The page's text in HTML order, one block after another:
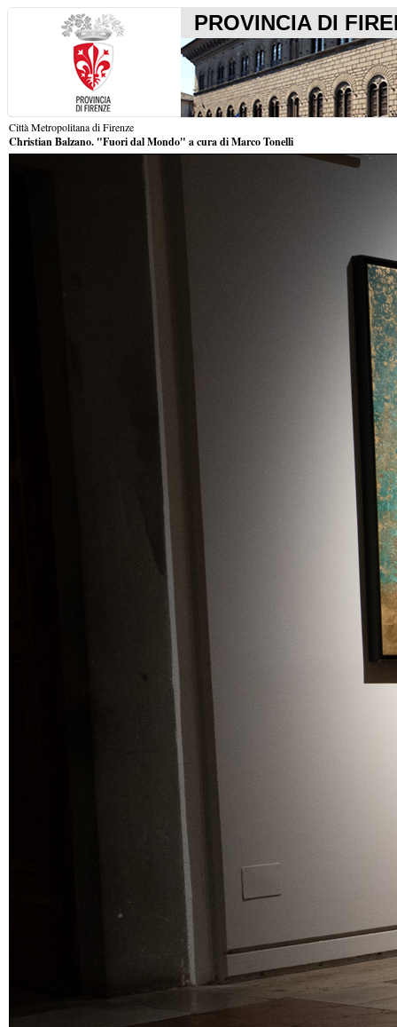
PROVINCIA DI
Città Metropolitana di Firenze
Christian Balzano. "Fuori dal Mondo" a cura di Marco Tonelli